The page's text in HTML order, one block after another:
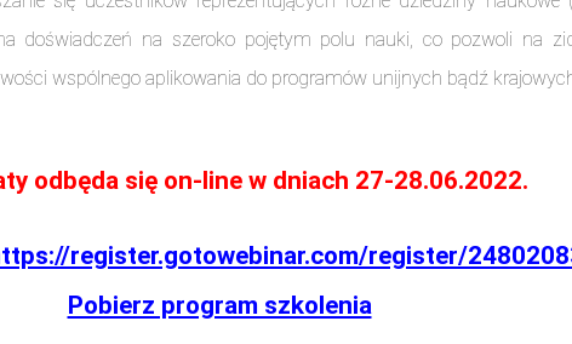
doświadczeń na szeroko pojętym polu nauki, co pozwoli na
wspólnego aplikowania do programów unijnych bądź
odbęda się on-line w dniach 27-28.06.2022.
register.gotowebinar.com/register/
Pobierz program szkolenia